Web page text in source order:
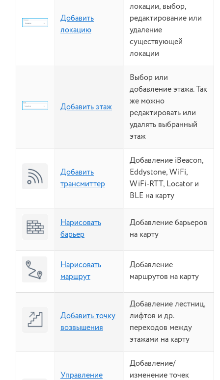
Добавить
локацию
локации, выбор,
редактирование или
удаление
существующей
локации
Добавить этаж
Выбор или
добавление этажа. Так
же можно
редактировать или
удалять выбранный
этаж
Добавить
трансмиттер
Добавление iBeacon,
Eddystone, WiFi,
WiFi-RTT, Locator и
BLE на карту
Нарисовать
барьер
Добавление барьеров
на карту
Нарисовать
маршрут
Добавление
маршрутов на карту
Добавить точку
возвышения
Добавление лестниц,
лифтов и др.
переходов между
этажами на карту
Управление
Добавление/
изменение точек